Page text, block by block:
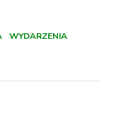
WYDARZENIA